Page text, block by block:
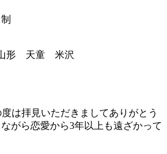
形 天童 米沢
は拝見いただきましてありがとう
がら恋愛から3年以上も遠ざかって